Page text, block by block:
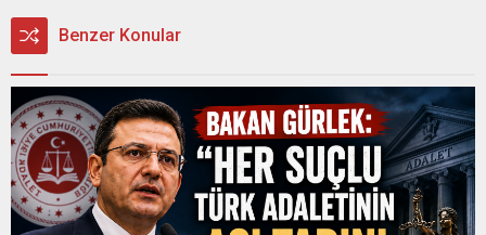
Benzer Konular